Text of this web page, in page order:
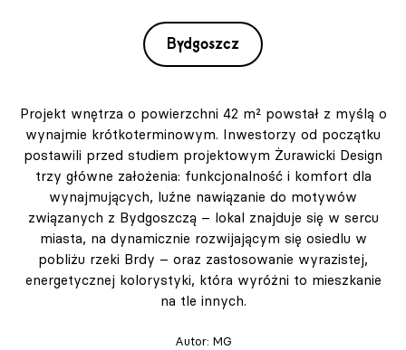
Bydgoszcz
Projekt wnętrza o powierzchni 42 m² powstał z myślą o
wynajmie krótkoterminowym. Inwestorzy od początku
postawili przed studiem projektowym Żurawicki Design
trzy główne założenia: funkcjonalność i komfort dla
wynajmujących, luźne nawiązanie do motywów
związanych z Bydgoszczą – lokal znajduje się w sercu
miasta, na dynamicznie rozwijającym się osiedlu w
pobliżu rzeki Brdy – oraz zastosowanie wyrazistej,
energetycznej kolorystyki, która wyróżni to mieszkanie
na tle innych.
Autor: MG